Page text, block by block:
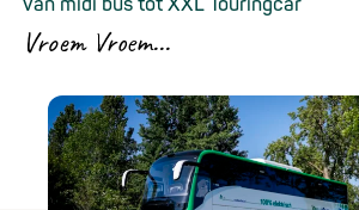
Van midi bus tot XXL Touringcar
Vroem Vroem...